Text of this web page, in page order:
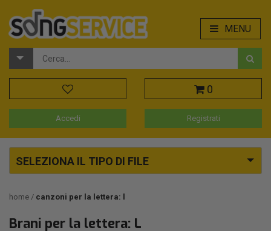
MENU
0
Accedi Registrati
SELEZIONA IL TIPO DI FILE
home canzoni per la lettera: l
Brani per la lettera: L